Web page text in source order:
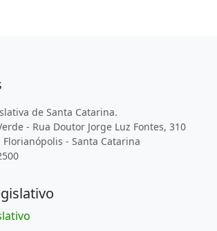
de Santa Catarina.
- Rua Doutor Jorge Luz Fontes, 310
Florianópolis - Santa Catarina